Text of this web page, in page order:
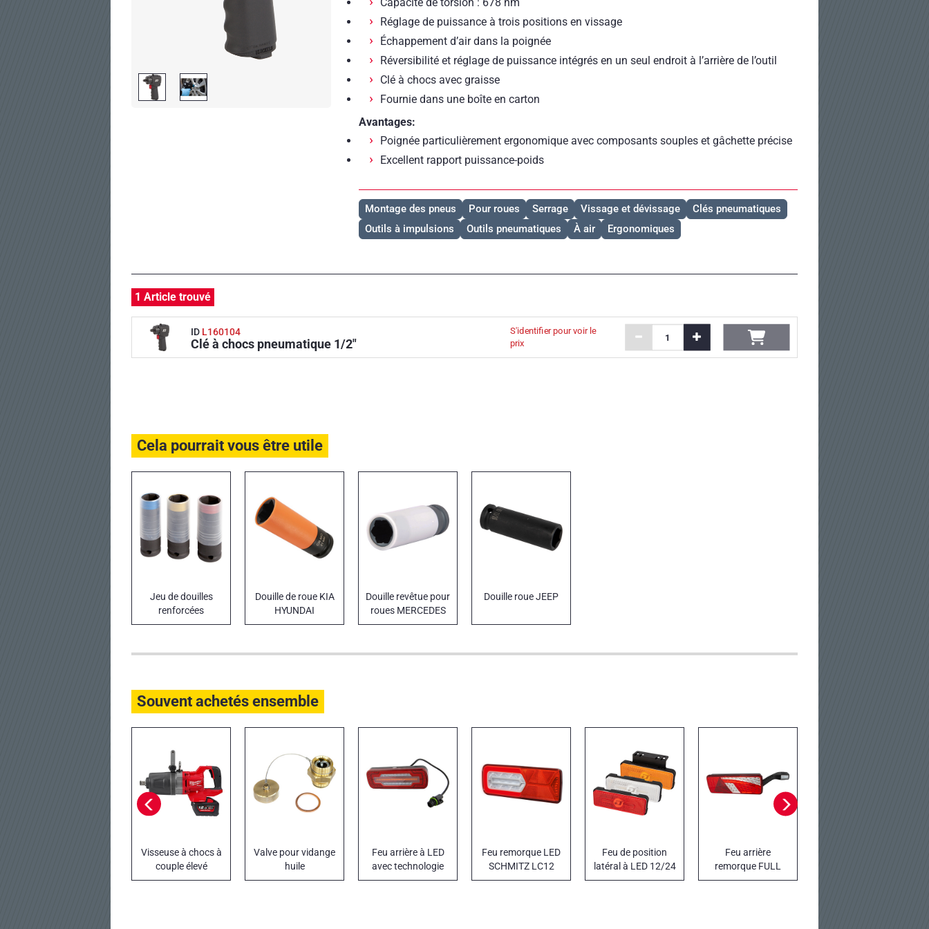
Capacité de torsion : 678 nm
Réglage de puissance à trois positions en vissage
Échappement d’air dans la poignée
Réversibilité et réglage de puissance intégrés en un seul endroit à l’arrière de l’outil
Clé à chocs avec graisse
Fournie dans une boîte en carton
Avantages:
Poignée particulièrement ergonomique avec composants souples et gâchette précise
Excellent rapport puissance-poids
Montage des pneus Pour roues Serrage Vissage et dévissage
Clés pneumatiques
Outils à impulsions
Outils pneumatiques À air Ergonomiques
1 Article trouvé
ID L160104
Clé à chocs pneumatique 1/2"
S'identifier pour voir le
prix
Cela pourrait vous être utile
Jeu de douilles
renforcées
Douille de roue KIA
HYUNDAI
Douille revêtue pour
roues MERCEDES
17 mm
Douille roue JEEP
Souvent achetés ensemble
Visseuse à chocs à
couple élevé
raccord 1˝ F M18
Valve pour vidange
huile
Feu arrière à LED
avec technologie
GLOWING BODY
Feu remorque LED
SCHMITZ LC12
Feu de position
latéral à LED 12/24
V 30TH YEAR
Feu arrière
remorque FULL
LED 75 LED